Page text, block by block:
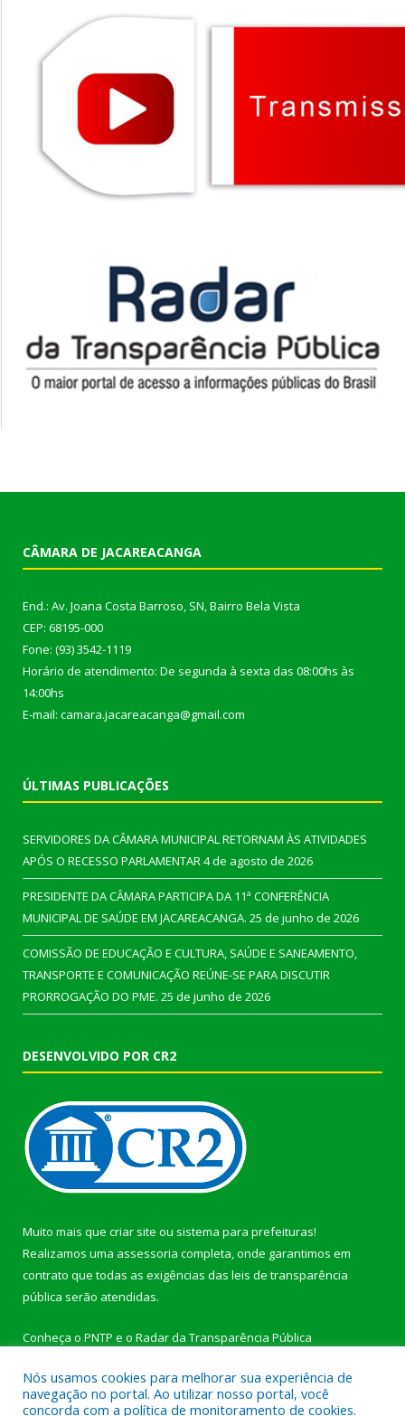
CÂMARA DE JACAREACANGA
End.: Av. Joana Costa Barroso, SN, Bairro Bela Vista
CEP: 68195-000
Fone: (93) 3542-1119
Horário de atendimento: De segunda à sexta das 08:00hs às
14:00hs
E-mail: camara.jacareacanga@gmail.com
ÚLTIMAS PUBLICAÇÕES
SERVIDORES DA CÂMARA MUNICIPAL RETORNAM ÀS ATIVIDADES
APÓS O RECESSO PARLAMENTAR4 de agosto de 2026
PRESIDENTE DA CÂMARA PARTICIPA DA 11ª CONFERÊNCIA
MUNICIPAL DE SAÚDE EM JACAREACANGA. 25 de junho de 2026
COMISSÃO DE EDUCAÇÃO E CULTURA, SAÚDE E SANEAMENTO,
TRANSPORTE E COMUNICAÇÃO REÚNE-SE PARA DISCUTIR
PRORROGAÇÃO DO PME. 25 de junho de 2026
DESENVOLVIDO POR CR2
Muito mais que criar site ou sistema para prefeituras!
Realizamos uma assessoria completa, onde garantimos em
contrato que todas as exigências das leis de transparência
pública serão atendidas.
Conheça o PNTP e o Radar da Transparência Pública
Nós usamos cookies para melhorar sua experiência de
navegação no portal. Ao utilizar nosso portal, você
concorda com a política de monitoramento de cookies.